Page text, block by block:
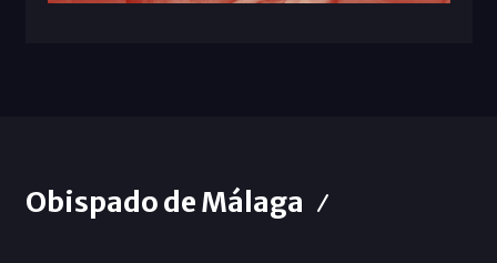
Obispado de Málaga